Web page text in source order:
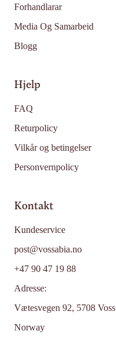
Forhandlarar
Media Og Samarbeid
Blogg
Hjelp
FAQ
Returpolicy
Vilkår og betingelser
Personvernpolicy
Kontakt
Kundeservice
post@vossabia.no
+47 90 47 19 88
Adresse:
Vætesvegen 92, 5708 Voss
Norway